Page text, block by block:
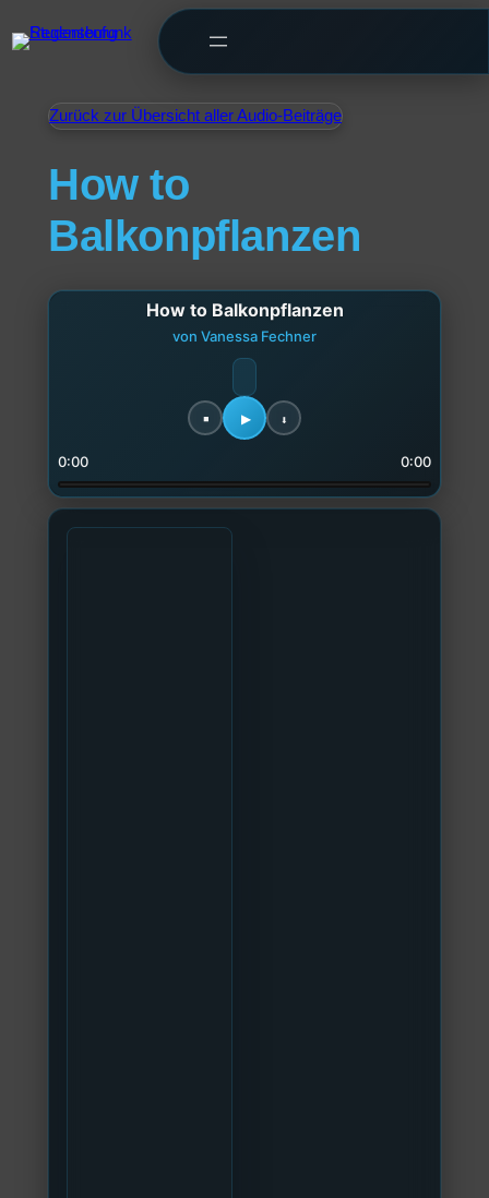
Zurück zur Übersicht aller Audio-Beiträge
How to
Balkonpflanzen
How to Balkonpflanzen
von Vanessa Fechner
0:00 0:00